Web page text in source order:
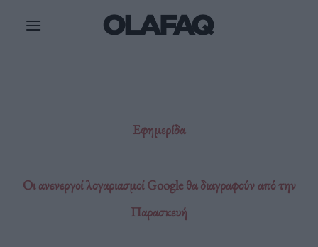
Εφημερίδα
Οι ανενεργοί λογαριασμοί Google θα διαγραφούν από την
Παρασκευή